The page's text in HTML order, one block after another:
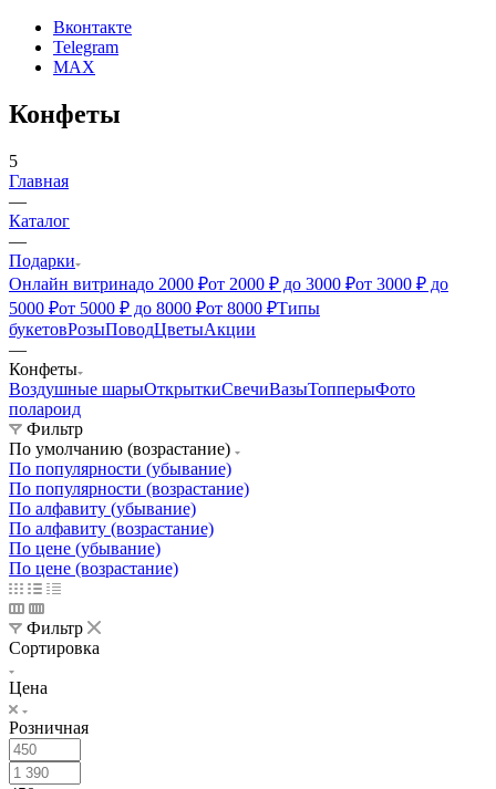
Вконтакте
Telegram
MAX
Конфеты
5
Главная
—
Каталог
—
Подарки
Онлайн витринадо 2000 ₽от 2000 ₽ до 3000 ₽от 3000 ₽ до
5000 ₽от 5000 ₽ до 8000 ₽от 8000 ₽Типы
букетовРозыПоводЦветыАкции
—
Конфеты
Воздушные шарыОткрыткиСвечиВазыТопперыФото
полароид
Фильтр
По умолчанию (возрастание)
По популярности (убывание)
По популярности (возрастание)
По алфавиту (убывание)
По алфавиту (возрастание)
По цене (убывание)
По цене (возрастание)
Фильтр
Сортировка
Цена
Розничная